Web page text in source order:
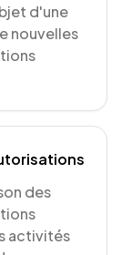
d'une
nouvelles
des
activités